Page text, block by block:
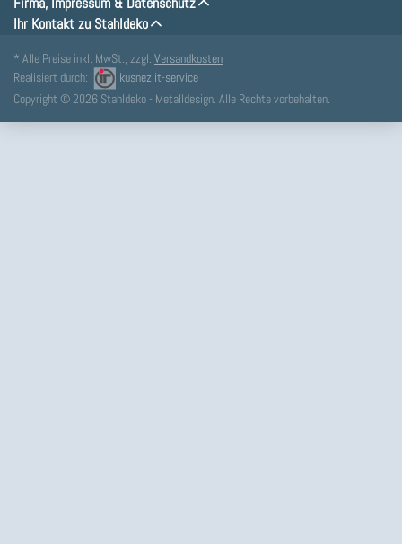
Ihr Kontakt zu Stahldeko
* Alle Preise inkl. MwSt., zzgl. Versandkosten
Realisiert durch:
kusnez it-service
Copyright © 2026 Stahldeko - Metalldesign. Alle Rechte vorbehalten.